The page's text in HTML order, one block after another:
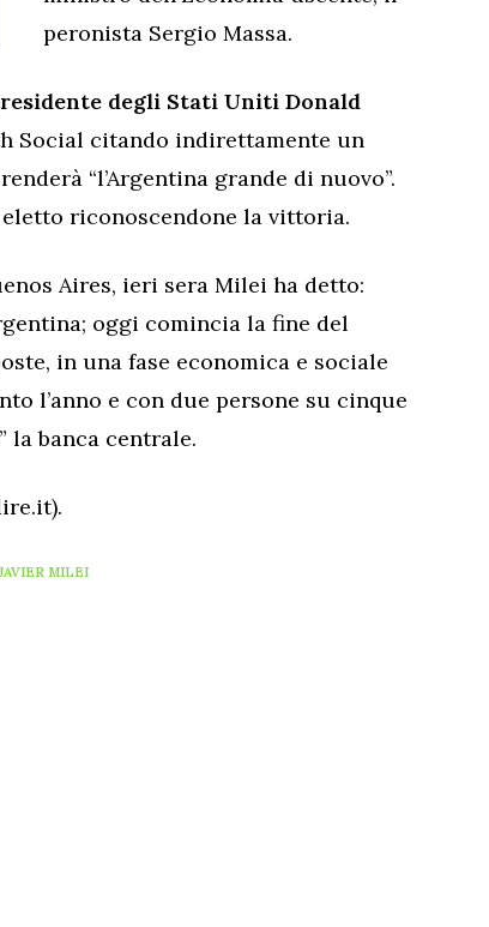
peronista Sergio Massa.
degli Stati Uniti Donald
Social citando indirettamente un
“l’Argentina grande di nuovo”.
riconoscendone la vittoria.
Aires, ieri sera Milei ha detto:
oggi comincia la fine del
in una fase economica e sociale
l’anno e con due persone su cinque
la banca centrale.
JAVIER MILEI